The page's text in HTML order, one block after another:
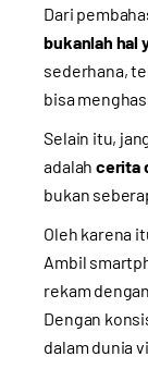
Dari
bukanlah hal
sederhana,
bisa
Selain itu,
adalah cerita
bukan
Oleh karena
Ambil
rekam
Dengan
dalam dunia